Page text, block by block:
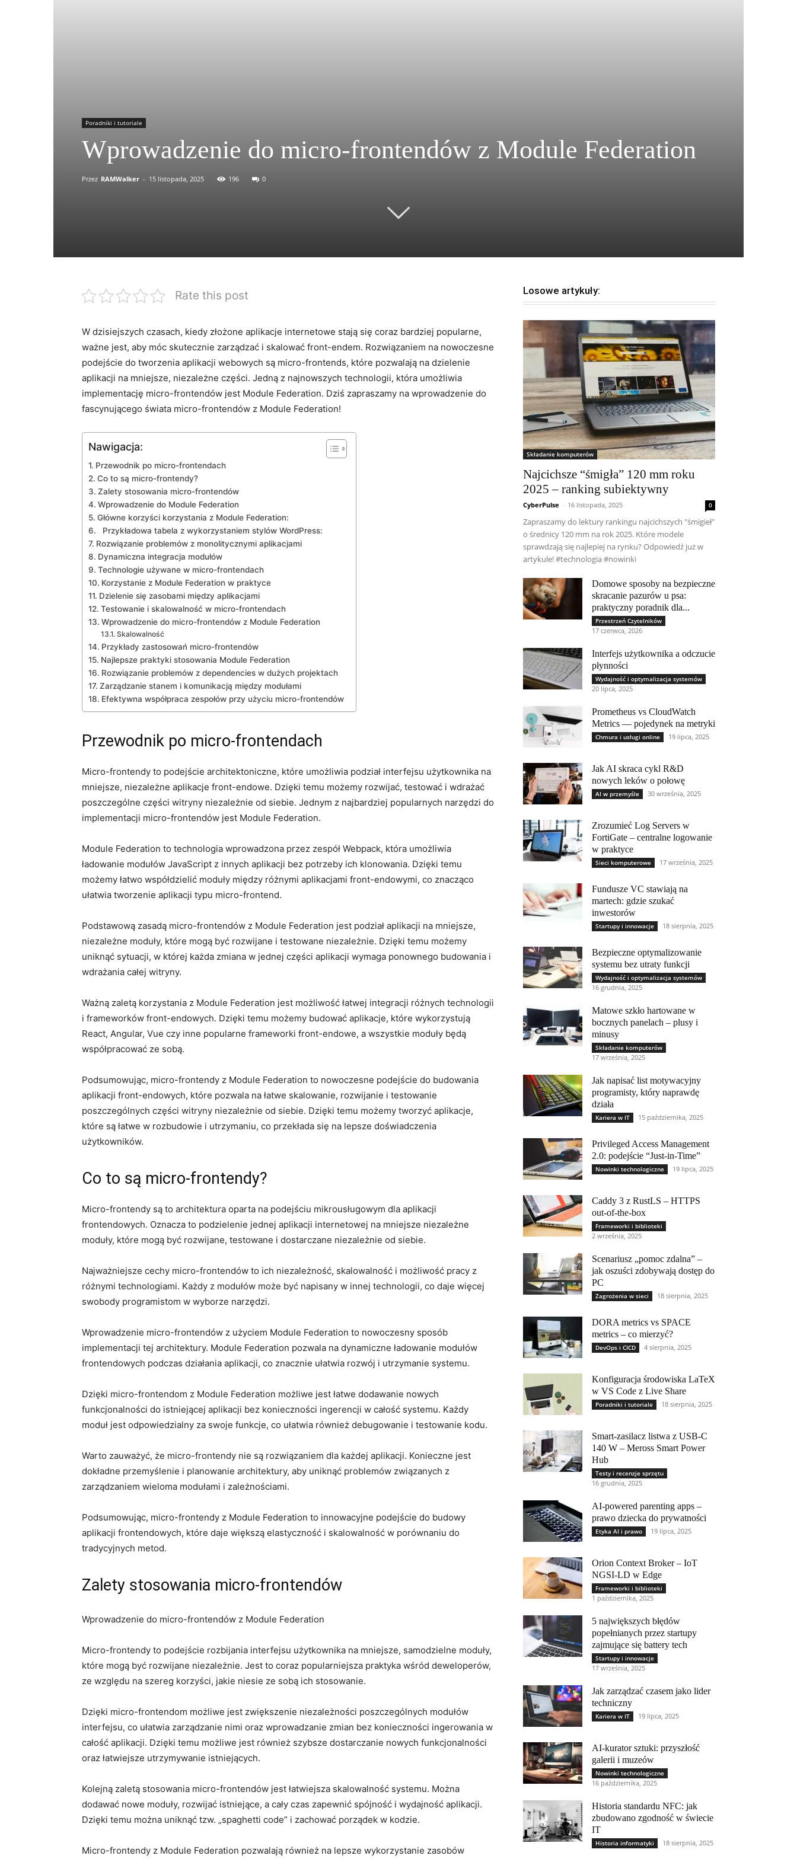
Poradniki i tutoriale
Wprowadzenie do micro-frontendów z Module Federation
Przez RAMWalker - 15 listopada, 2025 196 0
Rate this post
W dzisiejszych czasach, kiedy złożone aplikacje⁤ internetowe stają⁣ się coraz bardziej popularne,
ważne jest, aby móc skutecznie zarządzać i⁢ skalować front-endem.‍ Rozwiązaniem na nowoczesne
​podejście do tworzenia aplikacji webowych są micro-frontends, które pozwalają ‍na dzielenie
aplikacji⁤ na mniejsze, niezależne‌ części. Jedną z najnowszych technologii, która​ umożliwia
implementację micro-frontendów jest​ Module Federation. Dziś zapraszamy na wprowadzenie ‍do
⁢fascynującego świata micro-frontendów⁢ z Module ⁢Federation!
Nawigacja:
Przewodnik‌ po micro-frontendach
Co to są ⁢micro-frontendy?
Zalety stosowania micro-frontendów
Wprowadzenie ⁤do Module Federation
Główne korzyści korzystania z Module ‌Federation:
⁢ ​ Przykładowa‍ tabela z wykorzystaniem‌ stylów WordPress:
Rozwiązanie problemów‍ z monolitycznymi aplikacjami
Dynamiczna integracja modułów
Technologie używane w micro-frontendach
Korzystanie z Module Federation w praktyce
Dzielenie się zasobami‍ między aplikacjami
Testowanie i skalowalność w⁤ micro-frontendach
Wprowadzenie do micro-frontendów z Module Federation
Skalowalność
Przykłady zastosowań micro-frontendów
Najlepsze praktyki stosowania Module ⁣Federation
Rozwiązanie ​problemów z ⁣dependencies w​ dużych projektach
Zarządzanie stanem‍ i komunikacją między modułami
Efektywna współpraca ⁤zespołów przy użyciu ​micro-frontendów
Przewodnik‌ po micro-frontendach
Micro-frontendy​ to​ podejście‍ architektoniczne,⁣ które ​umożliwia podział interfejsu użytkownika ⁤na
mniejsze, ‌niezależne aplikacje front-endowe. Dzięki temu możemy ⁢rozwijać, testować i wdrażać
poszczególne części witryny niezależnie od siebie. ‍Jednym z najbardziej popularnych narzędzi ⁣do
​implementacji‍ micro-frontendów jest Module Federation.
Module Federation to technologia wprowadzona⁣ przez​ zespół⁢ Webpack, ⁤która⁤ umożliwia
⁣ładowanie modułów JavaScript z innych aplikacji​ bez potrzeby ich klonowania. Dzięki temu
możemy⁢ łatwo współdzielić moduły‌ między różnymi ⁢aplikacjami front-endowymi, ​co⁤ znacząco
ułatwia⁢ tworzenie aplikacji typu micro-frontend.
Podstawową zasadą micro-frontendów z ​Module Federation jest ⁣podział ​aplikacji na mniejsze,
niezależne moduły, które mogą ⁢być ⁢rozwijane‌ i testowane niezależnie. Dzięki temu możemy
uniknąć sytuacji, w której każda zmiana​ w ⁣jednej ‍części ‍aplikacji ‌wymaga ponownego budowania i
wdrażania całej witryny.
Ważną zaletą korzystania z Module Federation ⁣jest‍ możliwość łatwej⁢ integracji ⁣różnych technologii
‍i frameworków front-endowych. Dzięki temu⁢ możemy budować‌ aplikacje, które wykorzystują⁢
React, Angular,​ Vue czy inne popularne frameworki‍ front-endowe, a ⁣wszystkie moduły będą
współpracować ⁤ze ⁣sobą.
Podsumowując,‍ micro-frontendy z Module Federation to nowoczesne podejście do budowania
aplikacji front-endowych, które pozwala‍ na⁣ łatwe skalowanie, rozwijanie⁣ i‍ testowanie
poszczególnych części witryny niezależnie⁣ od siebie.​ Dzięki temu możemy tworzyć aplikacje,
które są łatwe w rozbudowie i utrzymaniu, co​ przekłada się na⁤ lepsze doświadczenia
użytkowników.
Co to są ⁢micro-frontendy?
Micro-frontendy​ są to architektura oparta‌ na podejściu‌ mikrousługowym ​dla aplikacji
frontendowych.‌ Oznacza to podzielenie jednej aplikacji internetowej na ‍mniejsze niezależne‌
moduły, które mogą ⁢być rozwijane, testowane i dostarczane niezależnie od siebie.
Najważniejsze ‍cechy micro-frontendów ⁤to ich niezależność, skalowalność i możliwość pracy z
różnymi technologiami. Każdy z ‌modułów ⁣może ‍być napisany w innej technologii, co ‍daje więcej⁤
swobody programistom w wyborze narzędzi.
Wprowadzenie ​micro-frontendów ‍z użyciem ​Module Federation ‌to⁤ nowoczesny ‌sposób
implementacji tej architektury.​ Module Federation pozwala na⁢ dynamiczne ładowanie modułów
frontendowych ⁢podczas działania aplikacji, ⁤co znacznie ułatwia ⁢rozwój i utrzymanie​ systemu.
Dzięki micro-frontendom z ‍Module Federation możliwe⁣ jest łatwe dodawanie‍ nowych
funkcjonalności ‌do istniejącej aplikacji⁤ bez ⁣konieczności ingerencji w całość systemu. Każdy
moduł jest odpowiedzialny za swoje‍ funkcje, co ⁤ułatwia‍ również​ debugowanie i testowanie kodu.
Warto zauważyć, że micro-frontendy ⁣nie są rozwiązaniem dla każdej⁣ aplikacji. Konieczne⁢ jest
dokładne przemyślenie⁣ i ‌planowanie architektury, aby uniknąć problemów⁤ związanych z
zarządzaniem wieloma modułami ‍i zależnościami.
Podsumowując, micro-frontendy z Module Federation to ⁤innowacyjne podejście do ⁤budowy
⁢aplikacji⁤ frontendowych, które daje​ większą elastyczność i skalowalność w porównaniu do
tradycyjnych metod.
Zalety stosowania micro-frontendów
Wprowadzenie do micro-frontendów z Module‌ Federation
Micro-frontendy‍ to podejście rozbijania interfejsu użytkownika ‍na mniejsze, ⁣samodzielne moduły,
które mogą być ⁢rozwijane niezależnie. Jest to coraz popularniejsza praktyka wśród deweloperów,
ze ‍względu na szereg korzyści, jakie niesie ze sobą ich ⁣stosowanie.
Dzięki micro-frontendom możliwe jest zwiększenie niezależności poszczególnych modułów
interfejsu, co ułatwia zarządzanie ‌nimi oraz wprowadzanie zmian‍ bez konieczności ingerowania w
całość​ aplikacji. Dzięki temu ⁤możliwe jest również szybsze dostarczanie‍ nowych funkcjonalności
oraz łatwiejsze ‍utrzymywanie istniejących.
Kolejną zaletą stosowania micro-frontendów jest ⁣łatwiejsza skalowalność systemu. Można​
dodawać nowe moduły, rozwijać istniejące, ⁢a cały ‌czas⁣ zapewnić⁣ spójność i wydajność aplikacji.
Dzięki ‍temu można uniknąć⁢ tzw. „spaghetti⁤ code” i ‌zachować porządek w kodzie.
Micro-frontendy z ⁢Module ‍Federation pozwalają również na lepsze ⁣wykorzystanie zasobów
Losowe artykuły:
Składanie komputerów
Najcichsze “śmigła” 120 mm roku
2025 – ranking subiektywny
CyberPulse - 16 listopada, 2025 0
Zapraszamy do lektury rankingu najcichszych "śmigieł"
o średnicy 120 mm na rok 2025. Które modele
sprawdzają się najlepiej na rynku? Odpowiedź już w
artykule! #technologia #nowinki
Domowe sposoby na bezpieczne
skracanie pazurów u psa:
praktyczny poradnik dla...
Przestrzeń Czytelników
17 czerwca, 2026
Interfejs użytkownika a odczucie
płynności
Wydajność i optymalizacja systemów
20 lipca, 2025
Prometheus vs CloudWatch
Metrics — pojedynek na metryki
Chmura i usługi online 19 lipca, 2025
Jak AI skraca cykl R&D
nowych leków o połowę
AI w przemyśle 30 września, 2025
Zrozumieć Log Servers w
FortiGate – centralne logowanie
w praktyce
Sieci komputerowe 17 września, 2025
Fundusze VC stawiają na
martech: gdzie szukać
inwestorów
Startupy i innowacje 18 sierpnia, 2025
Bezpieczne optymalizowanie
systemu bez utraty funkcji
Wydajność i optymalizacja systemów
16 grudnia, 2025
Matowe szkło hartowane w
bocznych panelach – plusy i
minusy
Składanie komputerów
17 września, 2025
Jak napisać list motywacyjny
programisty, który naprawdę
działa
Kariera w IT 15 października, 2025
Privileged Access Management
2.0: podejście “Just-in-Time”
Nowinki technologiczne 19 lipca, 2025
Caddy 3 z RustLS – HTTPS
out-of-the-box
Frameworki i biblioteki
2 września, 2025
Scenariusz „pomoc zdalna” –
jak oszuści zdobywają dostęp do
PC
Zagrożenia w sieci 18 sierpnia, 2025
DORA metrics vs SPACE
metrics – co mierzyć?
DevOps i CICD 4 sierpnia, 2025
Konfiguracja środowiska LaTeX
w VS Code z Live Share
Poradniki i tutoriale 18 sierpnia, 2025
Smart-zasilacz listwa z USB-C
140 W – Meross Smart Power
Hub
Testy i recenzje sprzętu
16 grudnia, 2025
AI-powered parenting apps –
prawo dziecka do prywatności
Etyka AI i prawo 19 lipca, 2025
Orion Context Broker – IoT
NGSI-LD w Edge
Frameworki i biblioteki
1 października, 2025
5 największych błędów
popełnianych przez startupy
zajmujące się battery tech
Startupy i innowacje
17 września, 2025
Jak zarządzać czasem jako lider
techniczny
Kariera w IT 19 lipca, 2025
AI-kurator sztuki: przyszłość
galerii i muzeów
Nowinki technologiczne
16 października, 2025
Historia standardu NFC: jak
zbudowano zgodność w świecie
IT
Historia informatyki 18 sierpnia, 2025